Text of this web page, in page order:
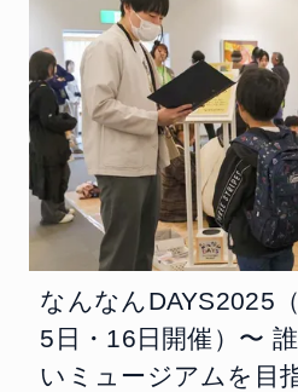
なんなんDAYS2025
5日・16日開催）〜
いミュージアムを目